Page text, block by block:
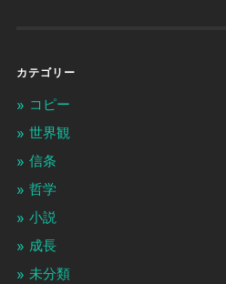
カテゴリー
コピー
世界観
信条
哲学
小説
成長
未分類